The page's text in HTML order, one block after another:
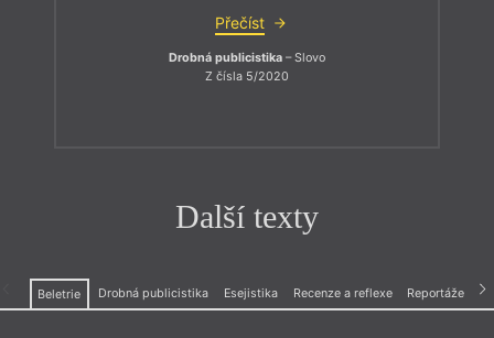
Přečíst
Drobná publicistika – Slovo
Z čísla 5/2020
Další texty
Beletrie Drobná publicistika Esejistika Recenze a reflexe Reportáže